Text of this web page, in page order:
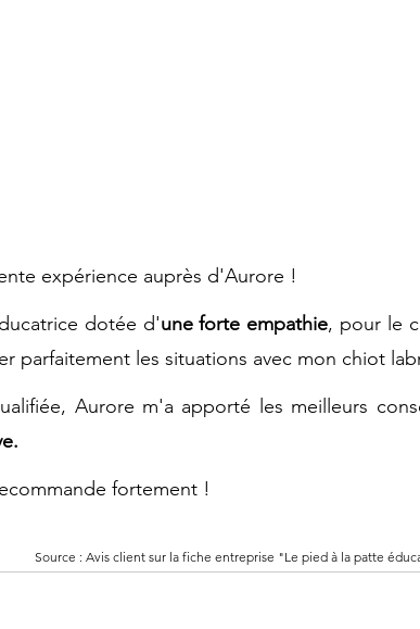
expérience auprès d'Aurore !
dotée d'une forte empathie, pour le
parfaitement les situations avec mon chiot
Aurore m'a apporté les meilleurs
fortement !
Source : Avis client sur la fiche entreprise "Le pied à la patte